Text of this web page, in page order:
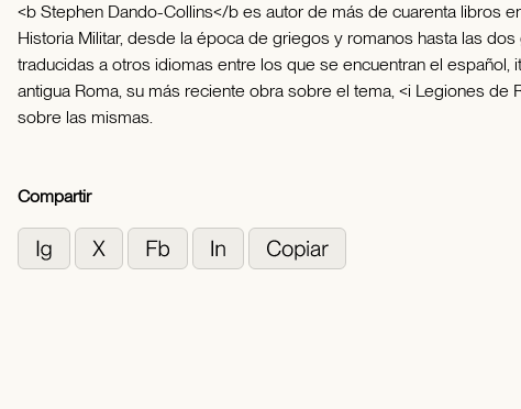
<b Stephen Dando-Collins</b es autor de más de cuarenta libros
Historia Militar, desde la época de griegos y romanos hasta las
traducidas a otros idiomas entre los que se encuentran el
antigua Roma, su más reciente obra sobre el tema, <i Legiones
sobre las mismas.
Compartir